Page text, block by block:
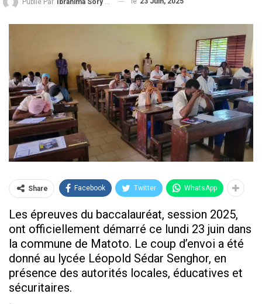
Share Facebook Twitter WhatsApp
Les épreuves du baccalauréat, session 2025,
ont officiellement démarré ce lundi 23 juin dans
la commune de Matoto. Le coup d’envoi a été
donné au lycée Léopold Sédar Senghor, en
présence des autorités locales, éducatives et
sécuritaires.